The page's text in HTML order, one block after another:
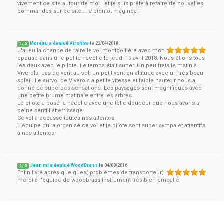
vivement ce site autour de moi...et je suis prête à refaire de nouvelles
commandes sur ce site.... à bientôt maginéa !
5 / 5 Moreau a évalué Airshow le 22/04/2018
J'ai eu la chance de faire le vol montgolfière avec mon
épouse dans une petite nacelle le jeudi 19 avril 2018. Nous étions tous
les deux avec le pilote. Le temps était super. Un peu frais le matin à
Viverols, pas de vent au sol, un petit vent en altitude avec un très beau
soleil. Le survol de Viverols a petite vitesse et faible hauteur nous a
donné de superbes sensations. Les paysages sont magnifiques avec
une petite brume matinale entre les arbres.
Le pilote a posé la nacelle avec une telle douceur que nous avons a
peine senti l’atterrissage.
Ce vol a dépassé toutes nos attentes.
L'équipe qui a organisé ce vol et le pilote sont super sympa et attentifs
à nos attentes.
5 / 5 Jean mi a évalué WoodBrass le04/08/2016
Enfin livré après quelques( problèmes de transporteur)
merci à l'équipe de woodbrass,instrument très bien emballé